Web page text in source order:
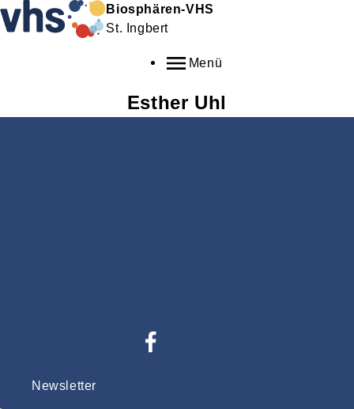
Biosphären-VHS
St. Ingbert
Menü
Esther Uhl
Newsletter